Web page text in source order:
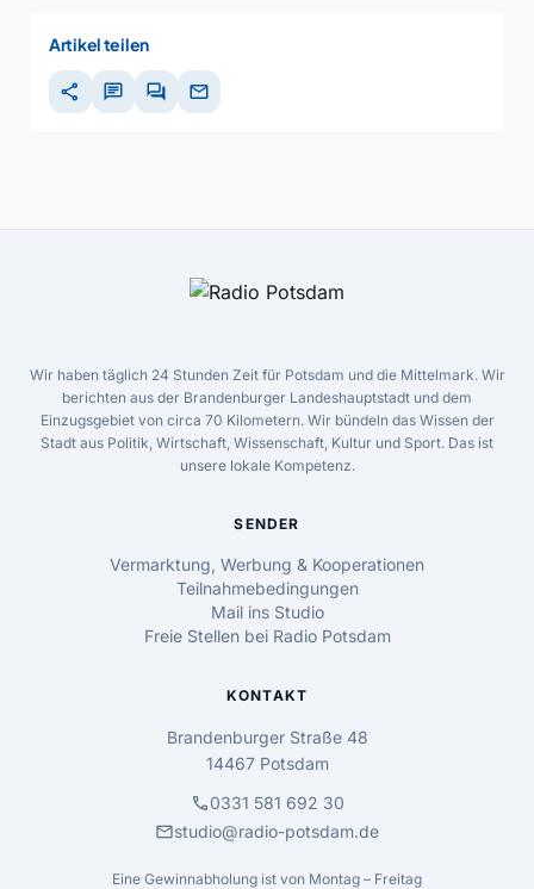
Artikel teilen
share chat forum mail
Wir haben täglich 24 Stunden Zeit für Potsdam und die Mittelmark. Wir
berichten aus der Brandenburger Landeshauptstadt und dem
Einzugsgebiet von circa 70 Kilometern. Wir bündeln das Wissen der
Stadt aus Politik, Wirtschaft, Wissenschaft, Kultur und Sport. Das ist
unsere lokale Kompetenz.
SENDER
Vermarktung, Werbung & Kooperationen
Teilnahmebedingungen
Mail ins Studio
Freie Stellen bei Radio Potsdam
KONTAKT
Brandenburger Straße 48
14467 Potsdam
call0331 581 692 30
mailstudio@radio-potsdam.de
Eine Gewinnabholung ist von Montag – Freitag